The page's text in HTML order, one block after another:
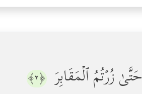
حَتَّىٰ زُرۡتُمُ ٱلۡمَقَابِرَ ﴿٢﴾